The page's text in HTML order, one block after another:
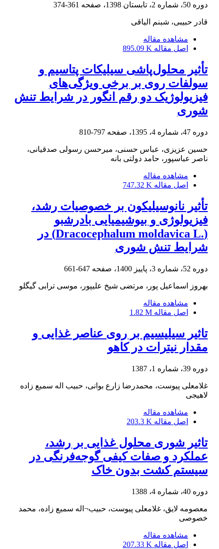
دوره 50، شماره 2، تابستان 1398، صفحه 361-374
قادر حبیبی، شبنم الیاقی
مشاهده مقاله
اصل مقاله 895.09 K
تأثیر محلول‌پاشی سیلیکات پتاسیم و
سولفات روی بر برخی ویژگی‌های
فیزیولوژیک دو رقم انگور در شرایط تنش
شوری
دوره 47، شماره 4، 1395، صفحه 797-810
حسین عزیزی، عباس حسنی، میرحسن رسولی صدقیانی،
ناصر عباسپور، حامد دولتی بانه
مشاهده مقاله
اصل مقاله 747.32 K
‏‌تأثیر نانوسیلیکون بر خصوصیات رشد،
فیزیولوژی و بیوشیمیایی بادرشبو
‏(‏Dracocephalum moldavica L.‎‏) در
شرایط تنش شوری
دوره 52، شماره 3، پاییز 1400، صفحه 647-661
بهروز اسماعیل پور، مرتضی شیخ علیپور، موسی ترابی گیگلو
مشاهده مقاله
اصل مقاله 1.82 M
تاثیر سیلیسیم بر روی عناصر غذایی و
مقدار نیترات در کاهو
دوره 39، شماره 1، 1387
غلامعلی پیوست، محمدرضا زارع بوانی، حبیب اله سمیع زاده
لاهیجی
مشاهده مقاله
اصل مقاله 203.3 K
تاثیر شوری محلول غذایی بر رشد،
عملکرد و صفات کیفی گوجه‌فرنگی در
سیستم کشت بدون خاک
دوره 40، شماره 4، 1388
معصومه لایق، غلامعلی پیوست، حبیب¬اله سمیع زاده، محمد
خصوصی
مشاهده مقاله
اصل مقاله 207.33 K